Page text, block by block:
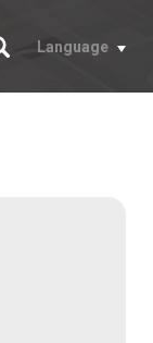
サーチ
Language